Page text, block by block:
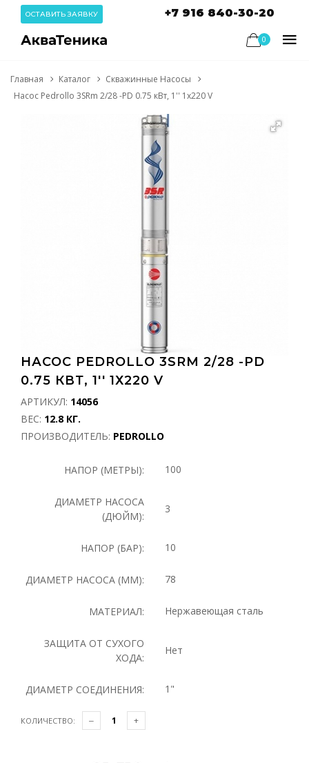
ОСТАВИТЬ ЗАЯВКУ +7 916 840-30-20
0
Главная Каталог
Скважинные Насосы
Насос Pedrollo 3SRm 2/28 -PD 0.75 кВт, 1'' 1х220 V
НАСОС PEDROLLO 3SRM 2/28 -PD
0.75 КВТ, 1'' 1Х220 V
АРТИКУЛ: 14056
ВЕС: 12.8 КГ.
ПРОИЗВОДИТЕЛЬ: PEDROLLO
НАПОР (МЕТРЫ): 100
ДИАМЕТР НАСОСА
(ДЮЙМ):
3
НАПОР (БАР): 10
ДИАМЕТР НАСОСА (ММ): 78
МАТЕРИАЛ: Нержавеющая сталь
ЗАЩИТА ОТ СУХОГО
ХОДА:
Нет
ДИАМЕТР СОЕДИНЕНИЯ: 1"
КОЛИЧЕСТВО: